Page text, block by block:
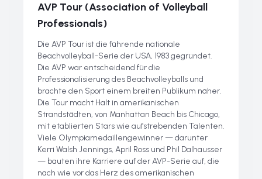
AVP Tour (Association of Volleyball
Professionals)
Die AVP Tour ist die führende nationale
Beachvolleyball-Serie der USA, 1983 gegründet.
Die AVP war entscheidend für die
Professionalisierung des Beachvolleyballs und
brachte den Sport einem breiten Publikum näher.
Die Tour macht Halt in amerikanischen
Strandstädten, von Manhattan Beach bis Chicago,
mit etablierten Stars wie aufstrebenden Talenten.
Viele Olympiamedaillengewinner — darunter
Kerri Walsh Jennings, April Ross und Phil Dalhausser
— bauten ihre Karriere auf der AVP-Serie auf, die
nach wie vor das Herz des amerikanischen